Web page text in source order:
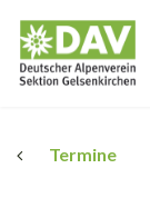
Termine